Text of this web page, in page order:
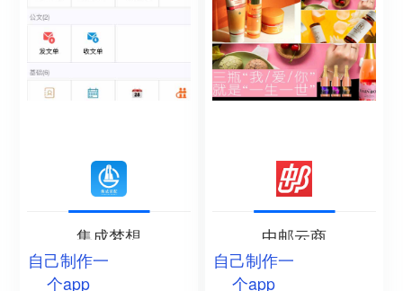
集成梦想
自己制作一
个app
中邮云商
自己制作一
个app